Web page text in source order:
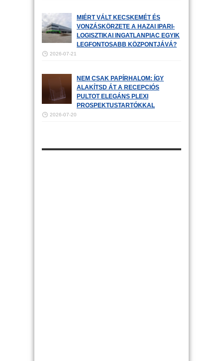
MIÉRT VÁLT KECSKEMÉT ÉS
VONZÁSKÖRZETE A HAZAI IPARI-
LOGISZTIKAI INGATLANPIAC EGYIK
LEGFONTOSABB KÖZPONTJÁVÁ?
2026-07-21
NEM CSAK PAPÍRHALOM: ÍGY
ALAKÍTSD ÁT A RECEPCIÓS
PULTOT ELEGÁNS PLEXI
PROSPEKTUSTARTÓKKAL
2026-07-20